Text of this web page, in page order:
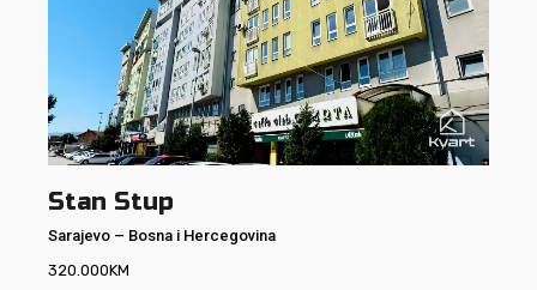
Stan Stup
Sarajevo – Bosna i Hercegovina
320.000KM